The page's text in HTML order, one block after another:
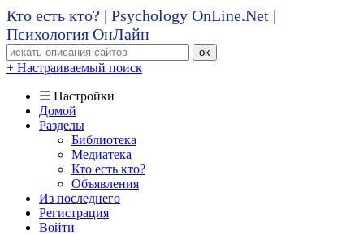
Кто есть кто? | Psychology OnLine.Net |
Психология ОнЛайн
ok
+ Настраиваемый поиск
☰ Настройки
Домой
Разделы
Библиотека
Медиатека
Кто есть кто?
Объявления
Из последнего
Регистрация
Войти